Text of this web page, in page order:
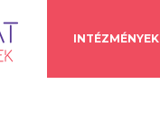
INTÉZMÉNYEK